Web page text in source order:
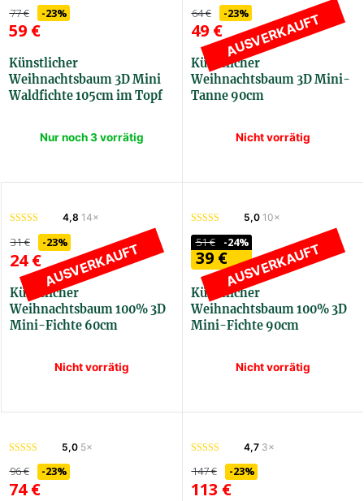
77€ -23%
59 €
Künstlicher
Weihnachtsbaum 3D Mini
Waldfichte 105cm im Topf
Nur noch 3 vorrätig
64€ -23%
49 €
Künstlicher
Weihnachtsbaum 3D Mini-
Tanne 90cm
AUSVERKAUFT
Nicht vorrätig
4,8 14×
31€ -23%
24€
Künstlicher
Weihnachtsbaum 100% 3D
Mini-Fichte 60cm
AUSVERKAUFT
Nicht vorrätig
5,0 10×
51€ -24%
39 €
Künstlicher
Weihnachtsbaum 100% 3D
Mini-Fichte 90cm
AUSVERKAUFT
Nicht vorrätig
5,0 5×
96€ -23%
74€
4,7 3×
147€ -23%
113 €